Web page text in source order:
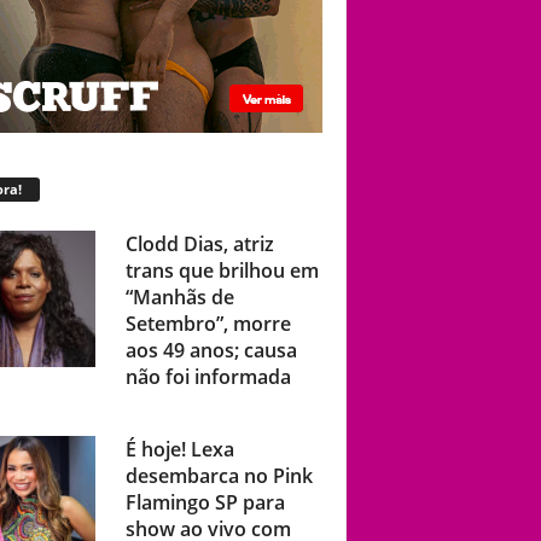
Clodd Dias, atriz
trans que brilhou em
“Manhãs de
Setembro”, morre
aos 49 anos; causa
não foi informada
É hoje! Lexa
desembarca no Pink
Flamingo SP para
show ao vivo com